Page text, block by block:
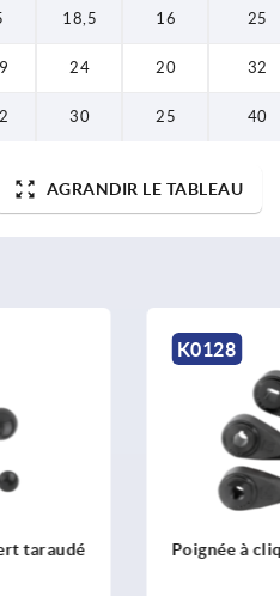
18,5 16 25
24 20 32
30 25 40
AGRANDIR LE TABLEAU
K1444
Poignées